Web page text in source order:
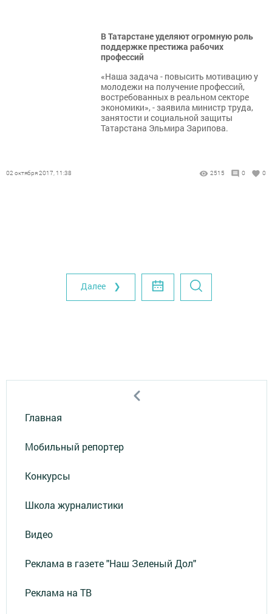
В Татарстане уделяют огромную роль
поддержке престижа рабочих
профессий
«Наша задача - повысить мотивацию у
молодежи на получение профессий,
востребованных в реальном секторе
экономики», - заявила министр труда,
занятости и социальной защиты
Татарстана Эльмира Зарипова.
02 октября 2017, 11:38 2515 0 0
Далее ❯
Главная
Мобильный репортер
Конкурсы
Школа журналистики
Видео
Реклама в газете "Наш Зеленый Дол"
Реклама на ТВ